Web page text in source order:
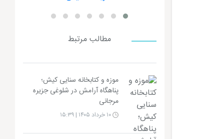
مطالب مرتبط
موزه و کتابخانه سنایی کیش؛
پناهگاه آرامش در شلوغی جزیره
مرجانی
۱۰ خرداد ۱۴۰۵ | ۱۵:۳۹